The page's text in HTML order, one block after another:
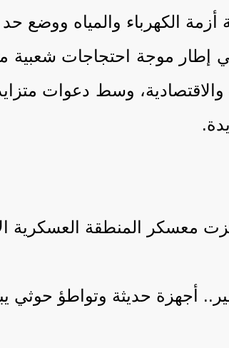
أزمة الكهرباء والمياه ووضع
إطار موجة احتجاجات
والاقتصادية، وسط دعوات
معسكر المنطقة العسكرية
وتواطؤ حوثي يبتلعان 20 ألف قطعة